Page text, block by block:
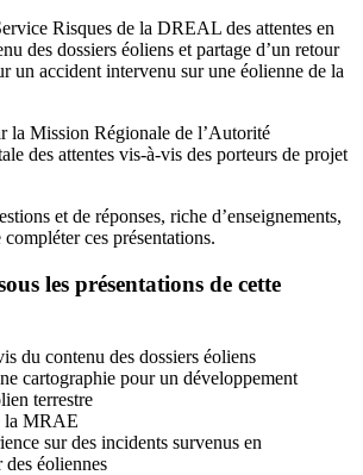
Risques de la DREAL des attentes en
des dossiers éoliens et partage d’un retour
un accident intervenu sur une éolienne de la
la Mission Régionale de l’Autorité
des attentes vis-à-vis des porteurs de projet
et de réponses, riche d’enseignements,
ces présentations.
les présentations de cette
du contenu des dossiers éoliens
cartographie pour un développement
terrestre
la MRAE
sur des incidents survenus en
éoliennes